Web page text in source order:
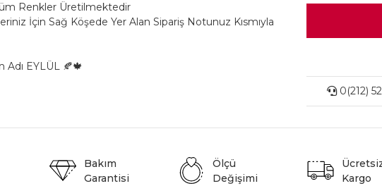
Renkler Üretilmektedir
İçin Sağ Köşede Yer Alan Sipariş Notunuz Kısmıyla
Adı EYLÜL 🍂🍁
0(212)
Bakım
Garantisi
Ölçü
Değişimi
Kargo